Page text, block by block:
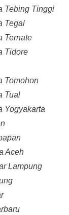
Tebing Tinggi
Tegal
Ternate
Tidore
Tomohon
Tual
Yogyakarta
Aceh
Lampung